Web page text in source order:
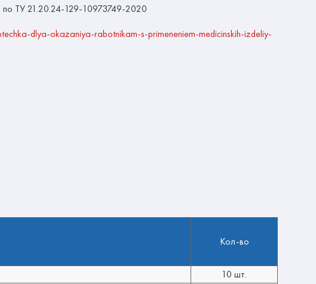
по ТУ 21.20.24-129-10973749-2020
dlya-okazaniya-rabotnikam-s-primeneniem-medicinskih-izdeliy-
Кол-во
10 шт.